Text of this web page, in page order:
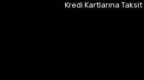
Kredi Kartlarına Taksit